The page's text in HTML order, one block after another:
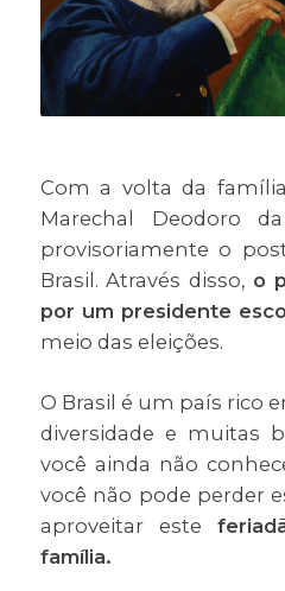
Com a volta da
Marechal Deodoro
provisoriamente o
Brasil. Através disso, o
por um presidente
meio das eleições.
O Brasil é um país rico
diversidade e muitas
você ainda não
você não pode perder
aproveitar este
família.